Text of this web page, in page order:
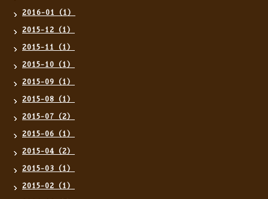
2016-01（1）
2015-12（1）
2015-11（1）
2015-10（1）
2015-09（1）
2015-08（1）
2015-07（2）
2015-06（1）
2015-04（2）
2015-03（1）
2015-02（1）